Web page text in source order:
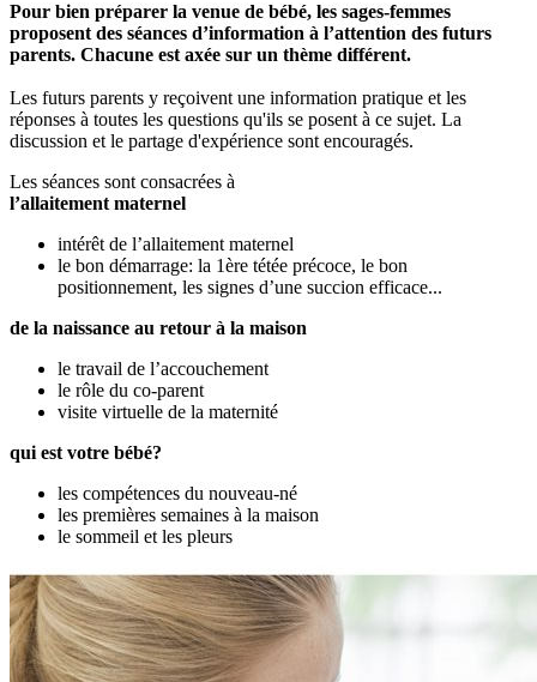
Pour bien préparer la venue de bébé, les sages-femmes
proposent des séances d’information à l’attention des futurs
parents. Chacune est axée sur un thème différent.
Les futurs parents y reçoivent une information pratique et les
réponses à toutes les questions qu'ils se posent à ce sujet. La
discussion et le partage d'expérience sont encouragés.
Les séances sont consacrées à
l’allaitement maternel
intérêt de l’allaitement maternel
le bon démarrage: la 1ère tétée précoce, le bon
positionnement, les signes d’une succion efficace...
de la naissance au retour à la maison
le travail de l’accouchement
le rôle du co-parent
visite virtuelle de la maternité
qui est votre bébé?
les compétences du nouveau-né
les premières semaines à la maison
le sommeil et les pleurs